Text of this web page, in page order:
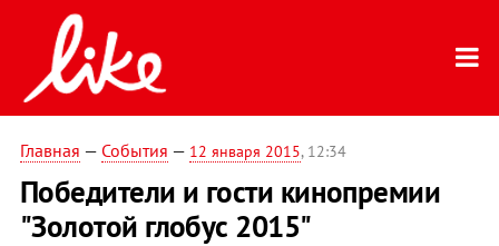
Главная — События — 12 января 2015, 12:34
Победители и гости кинопремии
"Золотой глобус 2015"